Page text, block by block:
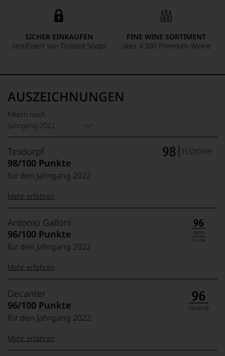
SICHER EINKAUFEN
zertifiziert von Trusted Shops
FINE WINE SORTIMENT
über 4.500 Premium-Weine
AUSZEICHNUNGEN
Filtern nach
Jahrgang 2022
Tesdorpf
98/100 Punkte
für den Jahrgang 2022
99–100 Punkte:
95–98 Punkte:
85–89 Punkte:
Tesdorpf
Der
Name
Tesdorpf
für
»Fine
Wine«,
für
die
edlen
der
Welt,
Mehr erfahren
Antonio Galloni
96/100 Punkte
für den Jahrgang 2022
100-96
Punkte:außergewöhnlich,
Weltklasse
95-90 Punkte:ganz
hervorragend
89-85 Punkte:sehr gut,
Antonio
Galloni
Der
als
eines
Italieners
Mehr erfahren
Decanter
96/100 Punkte
für den Jahrgang 2022
Mehr erfahren